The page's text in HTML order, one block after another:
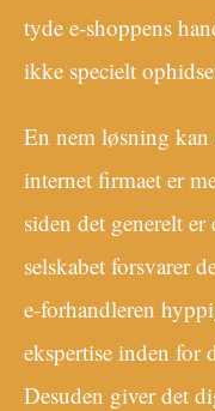
tyde e-shoppens
ikke specielt
En nem løsning
internet firmaet er
siden det generelt
selskabet forsvarer
e-forhandleren
ekspertise inden for
Desuden giver det